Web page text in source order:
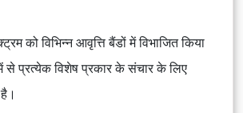
को विभिन्न आवृत्ति बैंडों में विभाजित किया
से प्रत्येक विशेष प्रकार के संचार के लिए